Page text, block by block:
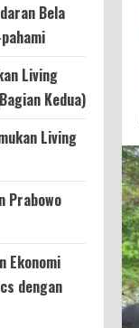
Bela
Living
Kedua)
Living
Prabowo
Ekonomi
dengan